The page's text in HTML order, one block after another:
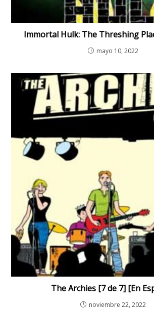
Immortal Hulk: The Threshing
mayo 10, 2022
The Archies [7 de 7] [En
noviembre 22, 2022